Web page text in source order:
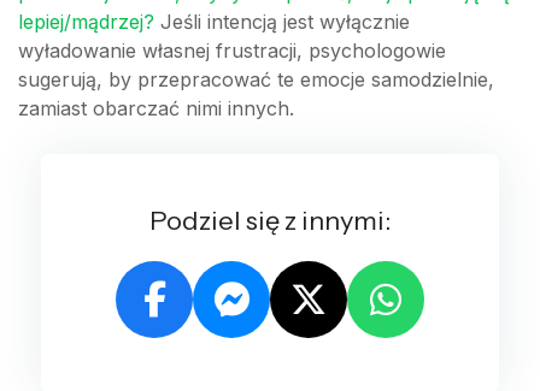
lepiej/mądrzej? Jeśli intencją jest wyłącznie
wyładowanie własnej frustracji, psychologowie
sugerują, by przepracować te emocje samodzielnie,
zamiast obarczać nimi innych.
Podziel się z innymi: